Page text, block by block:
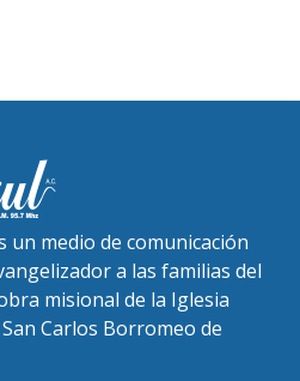
un medio de comunicación
a las familias del
misional de la Iglesia
Carlos Borromeo de